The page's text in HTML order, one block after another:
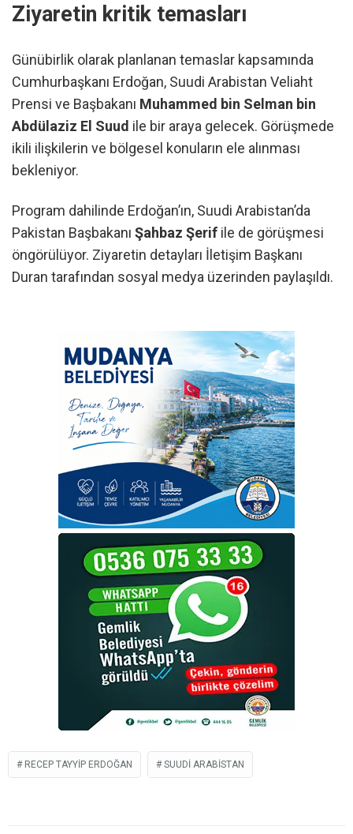
Ziyaretin kritik temasları
Günübirlik olarak planlanan temaslar kapsamında
Cumhurbaşkanı Erdoğan, Suudi Arabistan Veliaht
Prensi ve Başbakanı Muhammed bin Selman bin
Abdülaziz El Suud ile bir araya gelecek. Görüşmede
ikili ilişkilerin ve bölgesel konuların ele alınması
bekleniyor.
Program dahilinde Erdoğan’ın, Suudi Arabistan’da
Pakistan Başbakanı Şahbaz Şerif ile de görüşmesi
öngörülüyor. Ziyaretin detayları İletişim Başkanı
Duran tarafından sosyal medya üzerinden paylaşıldı.
RECEP TAYYIP ERDOĞAN SUUDI ARABISTAN